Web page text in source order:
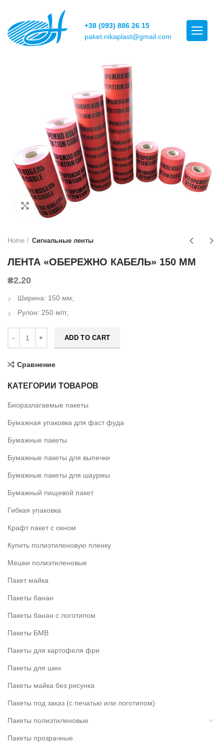
+38 (093) 886 26 15
paket.nikaplast@gmail.com
Click to enlarge
Home Сигнальные ленты
ЛЕНТА «ОБЕРЕЖНО КАБЕЛЬ» 150 ММ
₴2.20
Ширина: 150 мм;
Рулон: 250 м/п;
ADD TO CART
Сравнение
КАТЕГОРИИ ТОВАРОВ
Биоразлагаемые пакеты
Бумажная упаковка для фаст фуда
Бумажные пакеты
Бумажные пакеты для выпечки
Бумажные пакеты для шаурмы
Бумажный пищевой пакет
Гибкая упаковка
Крафт пакет с окном
Купить полиэтиленовую пленку
Мешки полиэтиленовые
Пакет майка
Пакеты банан
Пакеты банан с логотипом
Пакеты БМВ
Пакеты для картофеля фри
Пакеты для шин
Пакеты майка без рисунка
Пакеты под заказ (с печатью или логотипом)
Пакеты полиэтиленовые
Пакеты прозрачные